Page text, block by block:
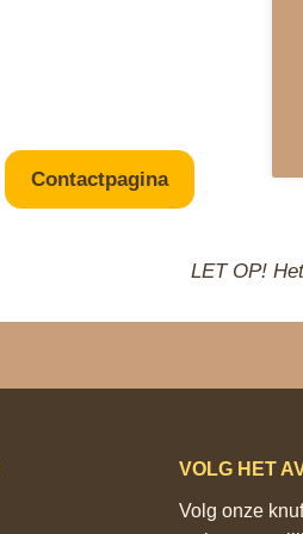
Contactpagina
LET OP!
VOLG HET
Volg onze